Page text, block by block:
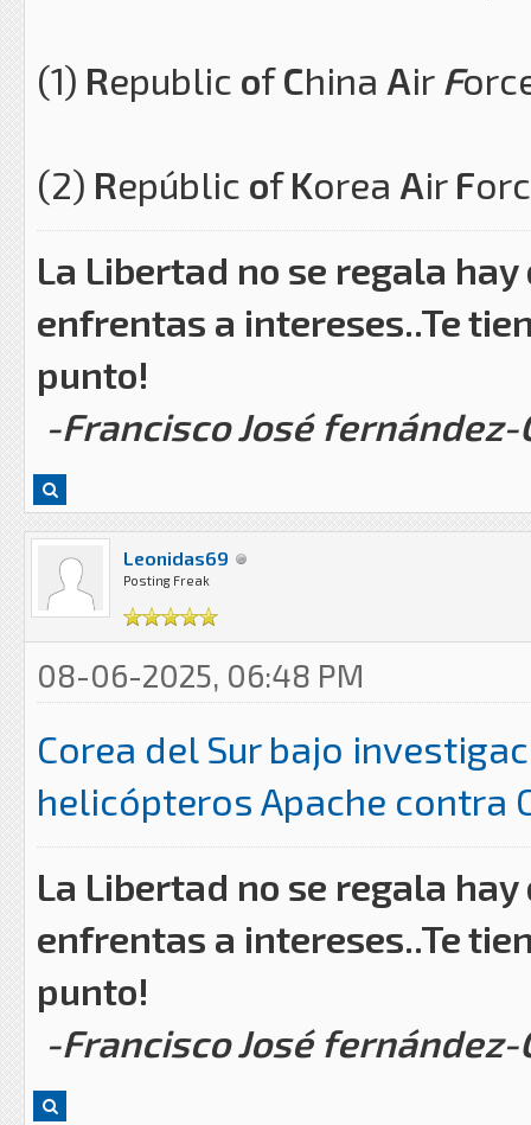
(1) Republic ofChina Air F
(2) Repúblic ofKorea Air F
La Libertad no se regala
enfrentas a intereses..Te
punto!
-Francisco José
Leonidas69
Posting Freak
08-06-2025, 06:48 PM
Corea del Sur bajo
helicópteros Apache contra
La Libertad no se regala
enfrentas a intereses..Te
punto!
-Francisco José